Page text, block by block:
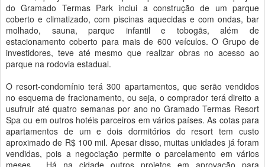
do Gramado Termas Park inclui a construção de um parque
coberto e climatizado, com piscinas aquecidas e com ondas, bar
molhado, sauna, parque infantil e tobogãs, além de
estacionamento coberto para mais de 600 veículos. O Grupo de
investidores, teve até mesmo que realizar obras no acesso ao
parque na rodovia estadual.
O resort-condomínio terá 300 apartamentos, que serão vendidos
no esquema de fracionamento, ou seja, o comprador terá direito a
usufruir até quatro semanas por ano no Gramado Termas Resort
Spa ou em outros hotéis parceiros em vários países. As cotas para
apartamentos de um e dois dormitórios do resort tem custo
aproximado de R$ 100 mil. Apesar disso, muitas unidades já foram
vendidas, pois a negociação permite o parcelamento em vários
meses. Há na cidade outros projetos em aprovação para